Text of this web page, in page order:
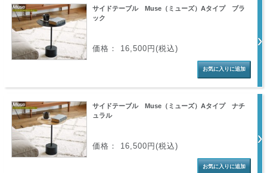
サイドテーブル Muse（ミューズ）Aタイプ ブラ
ック
価格： 16,500円(税込)
サイドテーブル Muse（ミューズ）Aタイプ ナチ
ュラル
価格： 16,500円(税込)